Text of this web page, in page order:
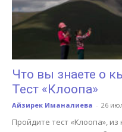
Что вы знаете о
Тест «Клоопа»
Айзирек Иманалиева - 26
Пройдите тест «Клоопа»,